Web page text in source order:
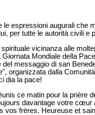
le espressioni augurali che
per tutte le autorità civili e
vicinanza alle
Mondiale della
messaggio di san
organizzata dalla
dia la pace!
ce matin pour la prière
davantage votre cœur
vos frères. Heureuse et